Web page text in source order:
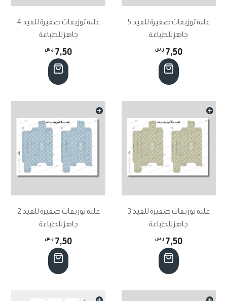
علبة توزيعات صغيرة للعيد 5
جاهز للطباعة
7,50 ر.س
علبة توزيعات صغيرة للعيد 4
جاهز للطباعة
7,50 ر.س
علبة توزيعات صغيرة للعيد 3
جاهز للطباعة
7,50 ر.س
علبة توزيعات صغيرة للعيد 2
جاهز للطباعة
7,50 ر.س